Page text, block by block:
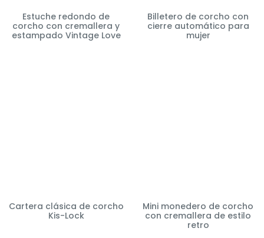
Estuche redondo de
corcho con cremallera y
estampado Vintage Love
Billetero de corcho con
cierre automático para
mujer
Cartera clásica de corcho
Kis-Lock
Mini monedero de corcho
con cremallera de estilo
retro